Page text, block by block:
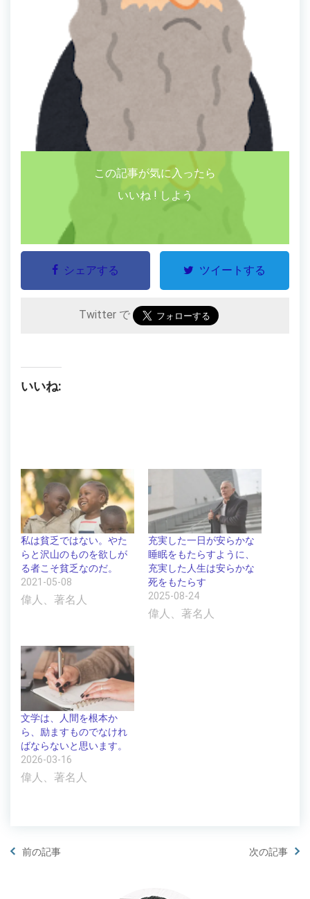
この記事が気に入ったら
いいね ! しよう
シェアする ツイートする
Twitter で
いいね:
私は貧乏ではない。やた
らと沢山のものを欲しが
る者こそ貧乏なのだ。
2021-05-08
偉人、著名人
充実した一日が安らかな
睡眠をもたらすように、
充実した人生は安らかな
死をもたらす
2025-08-24
偉人、著名人
文学は、人間を根本か
ら、励ますものでなけれ
ばならないと思います。
2026-03-16
偉人、著名人
前の記事 次の記事